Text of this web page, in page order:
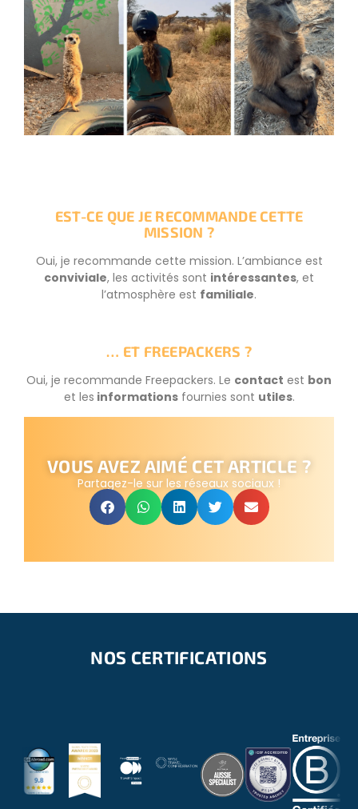
EST-CE QUE JE RECOMMANDE CETTE
MISSION ?
Oui, je recommande cette mission. L’ambiance est
conviviale, les activités sont intéressantes, et
l’atmosphère est familiale.
… ET FREEPACKERS ?
Oui, je recommande Freepackers. Le contact est bon
et les informationsfournies sont utiles.
VOUS AVEZ AIMÉ CET ARTICLE ?
Partagez-le sur les réseaux sociaux !
NOS CERTIFICATIONS